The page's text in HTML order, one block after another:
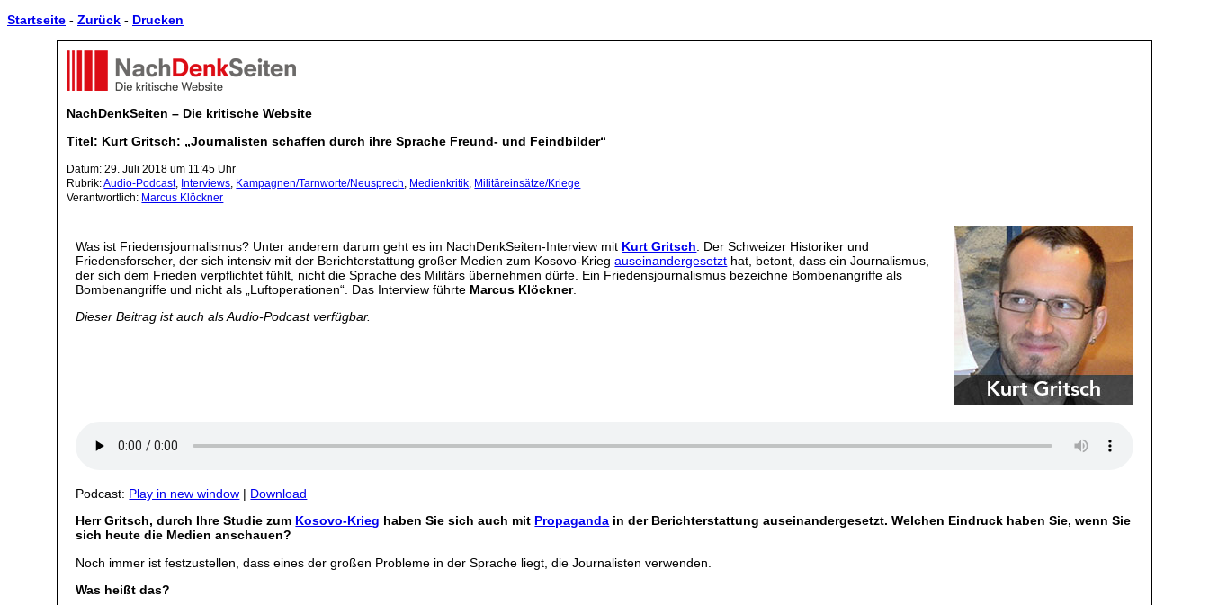
Startseite - Zurück - Drucken
NachDenkSeiten – Die kritische Website
Titel: Kurt Gritsch: „Journalisten schaffen durch ihre Sprache Freund- und Feindbilder“
Datum: 29. Juli 2018 um 11:45 Uhr
Rubrik:Audio-Podcast, Interviews, Kampagnen/Tarnworte/Neusprech, Medienkritik, Militäreinsätze/Kriege
Verantwortlich: Marcus Klöckner
Was ist Friedensjournalismus? Unter anderem darum geht es im NachDenkSeiten-Interview mit Kurt Gritsch . Der Schweizer Historiker und
Friedensforscher, der sich intensiv mit der Berichterstattung großer Medien zum Kosovo-Kriegauseinandergesetzt hat, betont, dass ein Journalismus,
der sich dem Frieden verpflichtet fühlt, nicht die Sprache des Militärs übernehmen dürfe. Ein Friedensjournalismus bezeichne Bombenangriffe als
Bombenangriffe und nicht als „Luftoperationen“. Das Interview führte Marcus Klöckner.
Dieser Beitrag ist auch als Audio-Podcast verfügbar.
Podcast: Play in new window | Download
Herr Gritsch, durch Ihre Studie zum Kosovo-Krieg haben Sie sich auch mit Propaganda in der Berichterstattung auseinandergesetzt. Welchen Eindruck haben Sie, wenn Sie
sich heute die Medien anschauen?
Noch immer ist festzustellen, dass eines der großen Probleme in der Sprache liegt, die Journalisten verwenden.
Was heißt das?